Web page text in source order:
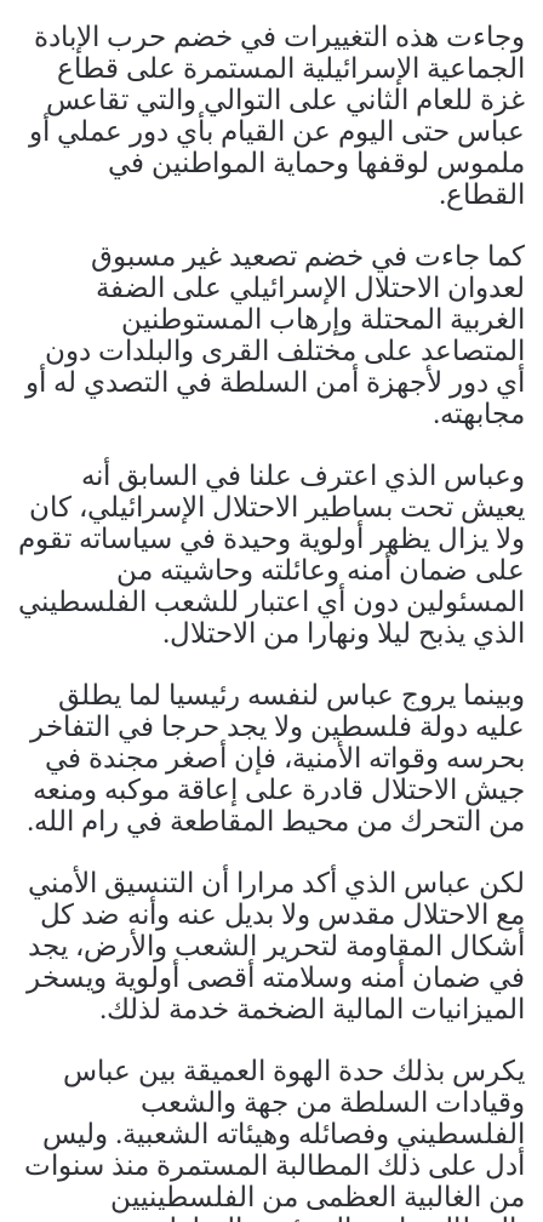
وجاءت هذه التغييرات في خضم حرب الإبادة
الجماعية الإسرائيلية المستمرة على قطاع
غزة للعام الثاني على التوالي والتي تقاعس
عباس حتى اليوم عن القيام بأي دور عملي أو
ملموس لوقفها وحماية المواطنين في
القطاع.
كما جاءت في خضم تصعيد غير مسبوق
لعدوان الاحتلال الإسرائيلي على الضفة
الغربية المحتلة وإرهاب المستوطنين
المتصاعد على مختلف القرى والبلدات دون
أي دور لأجهزة أمن السلطة في التصدي له أو
مجابهته.
وعباس الذي اعترف علنا في السابق أنه
يعيش تحت بساطير الاحتلال الإسرائيلي، كان
ولا يزال يظهر أولوية وحيدة في سياساته تقوم
على ضمان أمنه وعائلته وحاشيته من
المسئولين دون أي اعتبار للشعب الفلسطيني
الذي يذبح ليلا ونهارا من الاحتلال.
وبينما يروج عباس لنفسه رئيسيا لما يطلق
عليه دولة فلسطين ولا يجد حرجا في التفاخر
بحرسه وقواته الأمنية، فإن أصغر مجندة في
جيش الاحتلال قادرة على إعاقة موكبه ومنعه
من التحرك من محيط المقاطعة في رام الله.
لكن عباس الذي أكد مرارا أن التنسيق الأمني
مع الاحتلال مقدس ولا بديل عنه وأنه ضد كل
أشكال المقاومة لتحرير الشعب والأرض، يجد
في ضمان أمنه وسلامته أقصى أولوية ويسخر
الميزانيات المالية الضخمة خدمة لذلك.
يكرس بذلك حدة الهوة العميقة بين عباس
وقيادات السلطة من جهة والشعب
الفلسطيني وفصائله وهيئاته الشعبية. وليس
أدل على ذلك المطالبة المستمرة منذ سنوات
من الغالبية العظمى من الفلسطينيين